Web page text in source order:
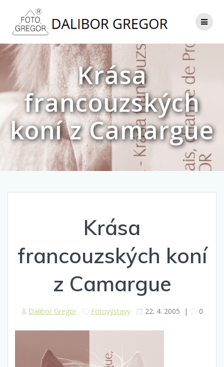
obsah
Krása
francouzských
koní z Camargue
Krása
francouzských koní
z Camargue
Dalibor Gregor Fotovýstavy 22. 4. 2005 | 0